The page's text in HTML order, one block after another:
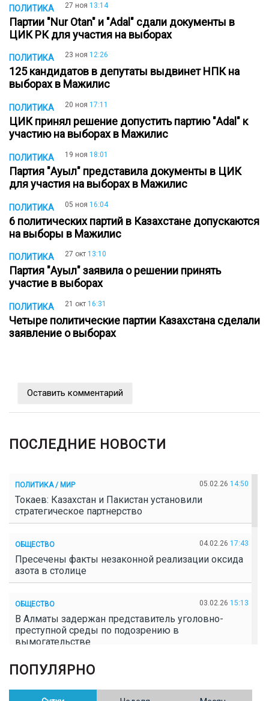
ПОЛИТИКА 27 ноя 13:14
Партии "Nur Otan" и "Adal" сдали документы в
ЦИК РК для участия на выборах
ПОЛИТИКА 23 ноя 12:26
125 кандидатов в депутаты выдвинет НПК на
выборах в Мажилис
ПОЛИТИКА 20 ноя 17:11
ЦИК принял решение допустить партию "Adal" к
участию на выборах в Мажилис
ПОЛИТИКА 19 ноя 18:01
Партия "Ауыл" представила документы в ЦИК
для участия на выборах в Мажилис
ПОЛИТИКА 05 ноя 16:04
6 политических партий в Казахстане допускаются
на выборы в Мажилис
ПОЛИТИКА 27 окт 13:10
Партия "Ауыл" заявила о решении принять
участие в выборах
ПОЛИТИКА 21 окт 16:31
Четыре политические партии Казахстана сделали
заявление о выборах
Оставить комментарий
ПОСЛЕДНИЕ НОВОСТИ
ПОЛИТИКА / МИР 05.02.26 14:50
Токаев: Казахстан и Пакистан установили
стратегическое партнерство
ОБЩЕСТВО 04.02.26 17:43
Пресечены факты незаконной реализации оксида
азота в столице
ОБЩЕСТВО 03.02.26 15:13
В Алматы задержан представитель уголовно-
преступной среды по подозрению в
вымогательстве
ОБЩЕСТВО
Полицейские пресекли незаконное выращивание
ПОПУЛЯРНО